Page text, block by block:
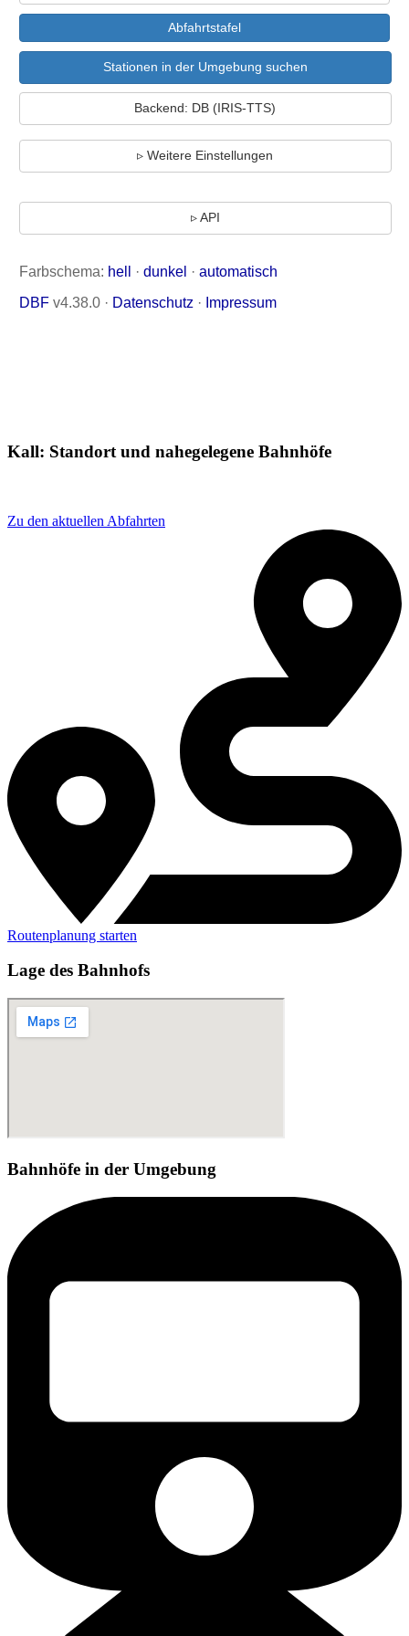
Kall: Standort und nahegelegene Bahnhöfe
Zu den aktuellen Abfahrten
Routenplanung starten
Lage des Bahnhofs
Bahnhöfe in der Umgebung